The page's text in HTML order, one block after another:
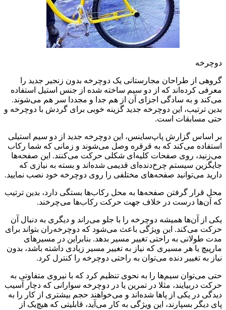
دوچرخه
گروهی از طراحان مجارستانی یک دوچرخه بدون زنجیر جدید را
معرفی کرده‌اند که از دو سیم ساخته شده از جنس استیل استفاده
می‌کند و به سادگی اجزای آن از هم جدا و مجددا سر هم می‌شوند.
بدین ترتیب، این دوچرخه جدید گزینه خوبی برای گردش با دوچرخه و
حتی مسابقات است.
بر اساس گزارش پاپ‌ساینس، این دوچرخه جدید از دو سیم استیلی
استفاده می‌کند که به قرقره وصل می‌شوند و زمانی که شما رکاب
می‌زنید، روی صفحات کلیه‌ای شکلی حرکت می‌کنند. این صفحه‌ها
جایگزین سیستم چرخ‌دنده‌ای قدیمی شده‌اند و بسته به نیازی که
دارید می‌توانید صفحه‌های مختلفی را روی دوچرخه خود نصب نمایید.
محل قرار گرفتن صفحه‌ها به محل رکاب‌ها بستگی دارد، بدین ترتیب
که آن‌ها درست در خلاف جهت حرکت رکاب‌ها می‌چرخند.
یکی از آن‌ها همیشه دوچرخه را با جلو می‌راند و دیگری به دنبال آن
حرکت می‌کند. این ویژگی باعث می‌شود که دوچرخه‌ران بتواند برای
مدت طولانی به راحتی تغییر مسیر بدهد. بنابراین در مسیرهای
مارپیچ یا هر مسیری که نیاز به تغییر مسیر زیادی داشته باشد، بدون
نیاز به تغییر دنده می‌توان به راحتی دوچرخه را کنترل کرد.
حتی می‌توان سیم‌ها را به نحوی تنظیم کرد که با نیروی متفاوتی به
حرکت دربیایند، ‌مثلا در تمرین یا در دوچرخه ‌سوارانی که دچار آسیب‌
دیدگی در یکی از پاها شده‌اند و می‌خواهند حجم بیشتری از کار را به
پای دیگر بسپارند،‌ این ویژگی به کار می‌آید، قابلیتی که هیچ‌یک از